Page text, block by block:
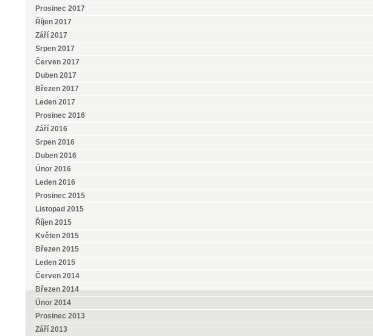
Prosinec 2017
Říjen 2017
Září 2017
Srpen 2017
Červen 2017
Duben 2017
Březen 2017
Leden 2017
Prosinec 2016
Září 2016
Srpen 2016
Duben 2016
Únor 2016
Leden 2016
Prosinec 2015
Listopad 2015
Říjen 2015
Květen 2015
Březen 2015
Leden 2015
Červen 2014
Březen 2014
Únor 2014
Prosinec 2013
Září 2013